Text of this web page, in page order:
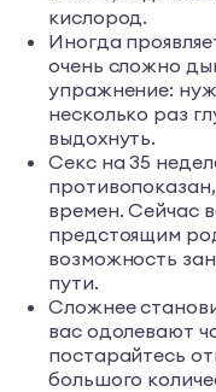
кислород.
Иногда
очень сложно
упражнение:
несколько раз
выдохнуть.
Секс на 35
времен. Сейчас
предстоящим
возможность
пути.
Сложнее
вас одолевают
постарайтесь
большого